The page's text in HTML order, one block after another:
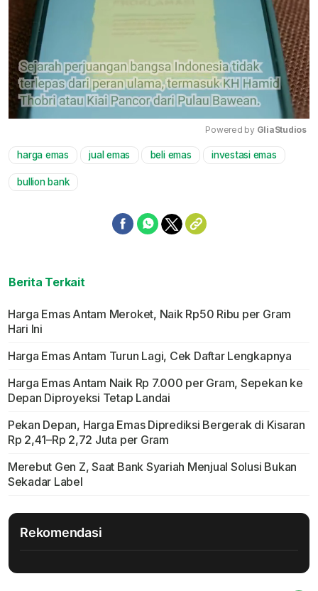
Mute
Powered by GliaStudios
harga emas jual emas beli emas investasi emas
bullion bank
Berita Terkait
Harga Emas Antam Meroket, Naik Rp50 Ribu per Gram
Hari Ini
Harga Emas Antam Turun Lagi, Cek Daftar Lengkapnya
Harga Emas Antam Naik Rp 7.000 per Gram, Sepekan ke
Depan Diproyeksi Tetap Landai
Pekan Depan, Harga Emas Diprediksi Bergerak di Kisaran
Rp 2,41–Rp 2,72 Juta per Gram
Merebut Gen Z, Saat Bank Syariah Menjual Solusi Bukan
Sekadar Label
Rekomendasi